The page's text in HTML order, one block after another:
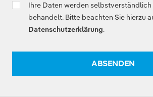
Ihre Daten werden
behandelt. Bitte beachten Sie hierzu
Datenschutzerklärung.
ABSENDEN